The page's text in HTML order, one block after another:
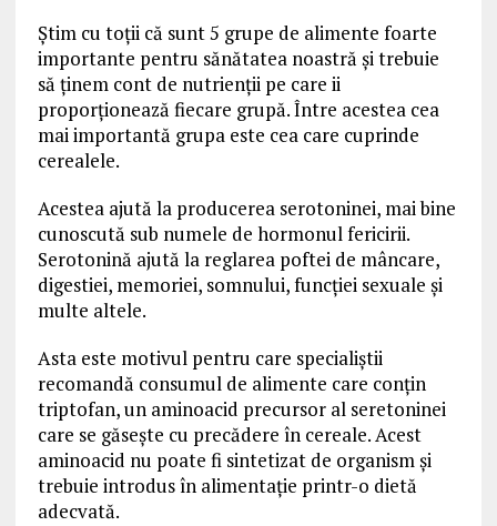
Știm cu toții că sunt 5 grupe de alimente foarte
importante pentru sănătatea noastră și trebuie
să ținem cont de nutrienții pe care ii
proporționează fiecare grupă. Între acestea cea
mai importantă grupa este cea care cuprinde
cerealele.
Acestea ajută la producerea serotoninei, mai bine
cunoscută sub numele de hormonul fericirii.
Serotonină ajută la reglarea poftei de mâncare,
digestiei, memoriei, somnului, funcției sexuale și
multe altele.
Asta este motivul pentru care specialiștii
recomandă consumul de alimente care conțin
triptofan, un aminoacid precursor al seretoninei
care se găsește cu precădere în cereale. Acest
aminoacid nu poate fi sintetizat de organism și
trebuie introdus în alimentație printr-o dietă
adecvată.